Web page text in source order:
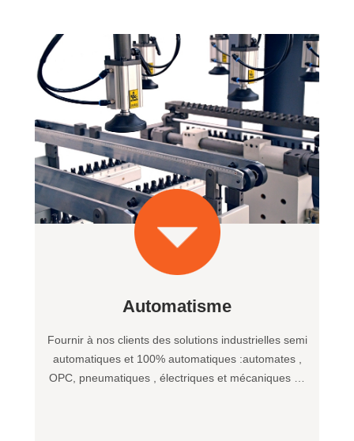
Automatisme
Fournir à nos clients des solutions industrielles semi
automatiques et 100% automatiques :automates ,
OPC, pneumatiques , électriques et mécaniques …